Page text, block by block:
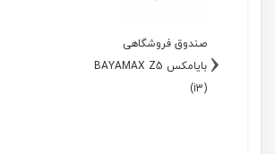
صندوق فروشگاهی
بایامکس BAYAMAX Z5
(i3) ‹